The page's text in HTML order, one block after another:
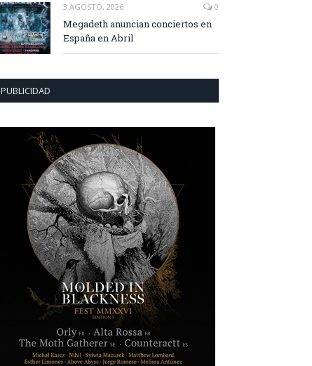
3 AGOSTO, 2026 0
Megadeth anuncian conciertos en
España en Abril
PUBLICIDAD